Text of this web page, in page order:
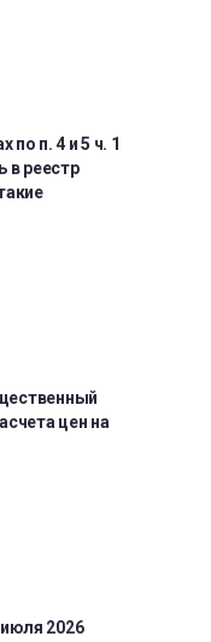
по п. 4 и 5 ч. 1
в реестр
цен на
2026